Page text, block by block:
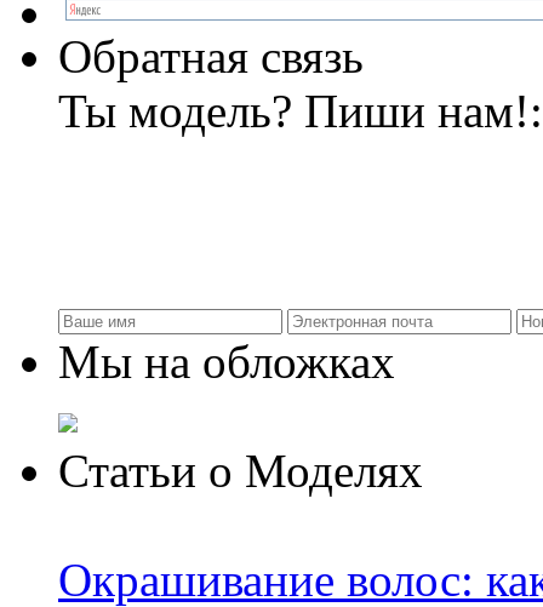
Обратная связь
Ты модель? Пиши нам!:
Мы на обложках
Статьи о Моделях
Окрашивание волос: